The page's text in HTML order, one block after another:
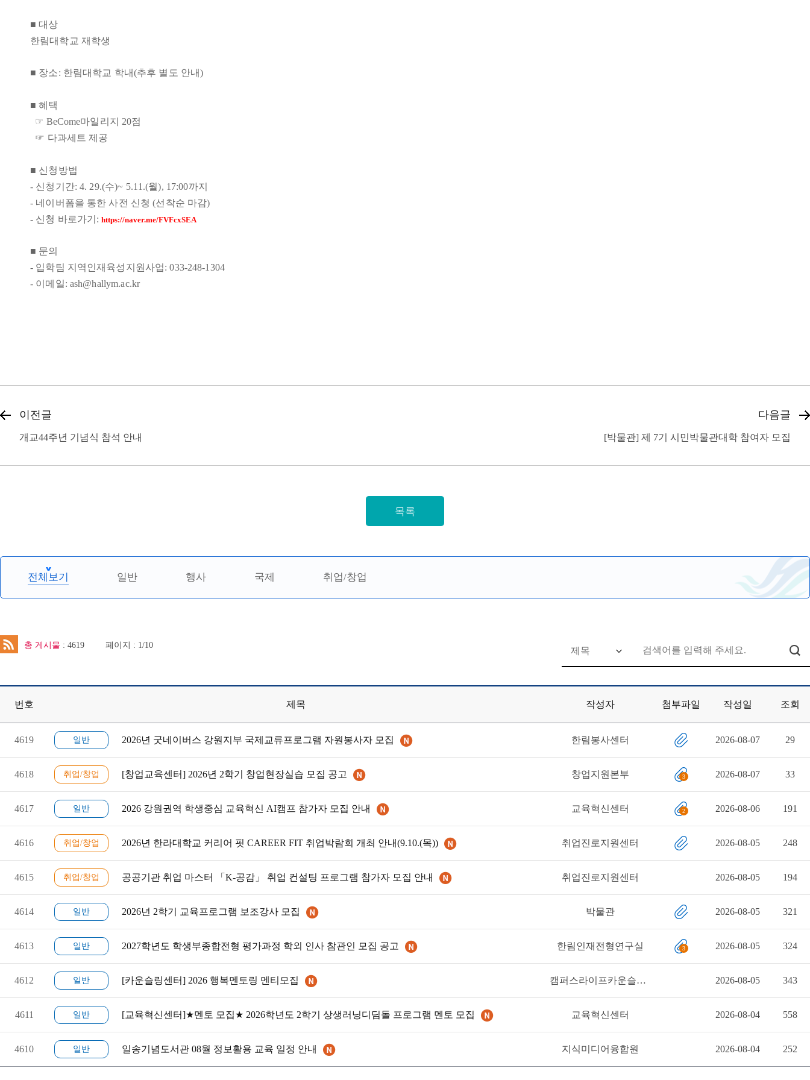
■대상
한림대학교 재학생
■ 장소: 한림대학교 학내(추후 별도 안내)
■ 혜택
☞ BeCome마일리지 20점
☞ 다과세트 제공
■ 신청방법
- 신청기간: 4. 29.(수)~ 5.11.(월), 17:00까지
- 네이버폼을 통한 사전 신청(선착순 마감)
- 신청 바로가기:https://naver.me/FVFcxSEA
■ 문의
- 입학팀 지역인재육성지원사업: 033-248-1304
- 이메일: ash@hallym.ac.kr
이전글
개교44주년 기념식 참석 안내
다음글
[박물관] 제 7기 시민박물관대학 참여자 모집
전체보기 일반 행사 국제 취업/창업
총 게시물 : 4619 페이지 : 1/10
번호 제목 작성자 첨부파일 작성일 조회
4619 일반 2026년 굿네이버스 강원지부 국제교류프로그램 자원봉사자 모집 한림봉사센터 2026-08-07 29
4618 취업/창업 [창업교육센터] 2026년 2학기 창업현장실습 모집 공고 창업지원본부 3 2026-08-07 33
4617 일반 2026 강원권역 학생중심 교육혁신 AI캠프 참가자 모집 안내 교육혁신센터 2 2026-08-06 191
4616 취업/창업 2026년 한라대학교 커리어 핏 CAREER FIT 취업박람회 개최 안내(9.10.(목)) 취업진로지원센터 2026-08-05 248
4615 취업/창업 공공기관 취업 마스터 「K-공감」 취업 컨설팅 프로그램 참가자 모집 안내 취업진로지원센터 2026-08-05 194
4614 일반 2026년 2학기 교육프로그램 보조강사 모집 박물관 2026-08-05 321
4613 일반 2027학년도 학생부종합전형 평가과정 학외 인사 참관인 모집 공고 한림인재전형연구실 3 2026-08-05 324
4612 일반 [카운슬링센터] 2026 행복멘토링 멘티모집 캠퍼스라이프카운슬링센터 2026-08-05 343
4611 일반 [교육혁신센터]★멘토 모집★ 2026학년도 2학기 상생러닝디딤돌 프로그램 멘토 모집 교육혁신센터 2026-08-04 558
4610 일반 일송기념도서관 08월 정보활용 교육 일정 안내 지식미디어융합원 2026-08-04 252